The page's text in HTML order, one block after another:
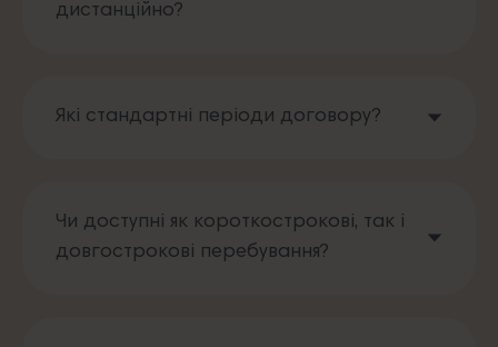
дистанційно?
Які стандартні періоди договору?
Чи доступні як короткострокові, так і
довгострокові перебування?